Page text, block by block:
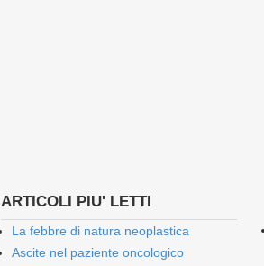
ARTICOLI PIU' LETTI
La febbre di natura neoplastica
Ascite nel paziente oncologico